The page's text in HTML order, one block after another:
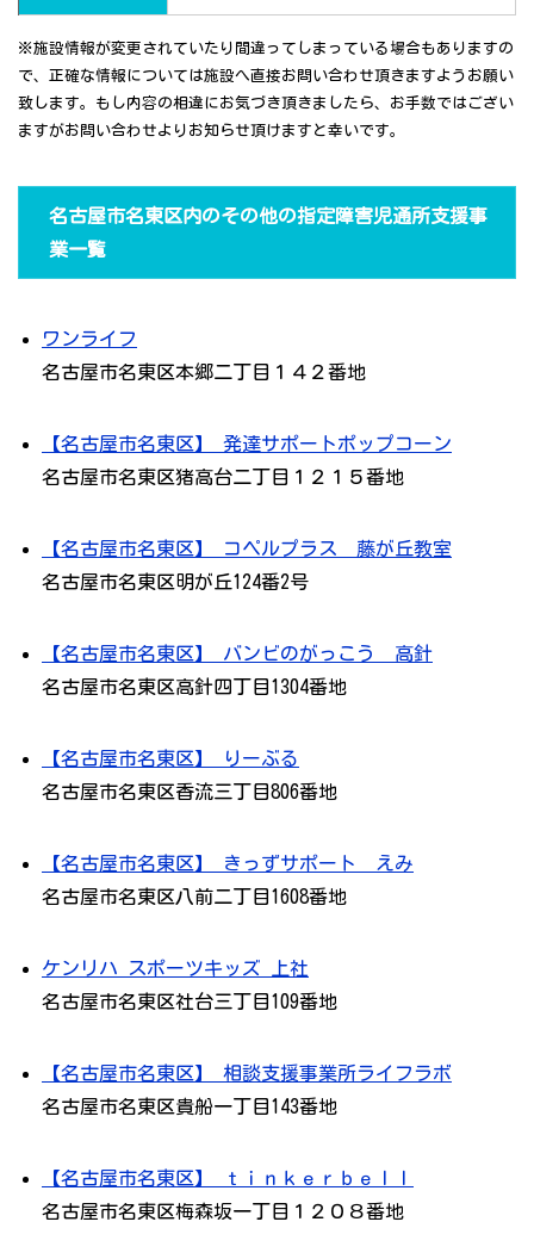
※施設情報が変更されていたり間違ってしまっている場合もありますの
で、正確な情報については施設へ直接お問い合わせ頂きますようお願い
致します。もし内容の相違にお気づき頂きましたら、お手数ではござい
ますがお問い合わせよりお知らせ頂けますと幸いです。
名古屋市名東区内のその他の指定障害児通所支援事
業一覧
ワンライフ
名古屋市名東区本郷二丁目１４２番地
【名古屋市名東区】 発達サポートポップコーン
名古屋市名東区猪高台二丁目１２１５番地
【名古屋市名東区】 コペルプラス 藤が丘教室
名古屋市名東区明が丘124番2号
【名古屋市名東区】 バンビのがっこう 高針
名古屋市名東区高針四丁目1304番地
【名古屋市名東区】 りーぶる
名古屋市名東区香流三丁目806番地
【名古屋市名東区】 きっずサポート えみ
名古屋市名東区八前二丁目1608番地
ケンリハ スポーツキッズ 上社
名古屋市名東区社台三丁目109番地
【名古屋市名東区】 相談支援事業所ライフラボ
名古屋市名東区貴船一丁目143番地
【名古屋市名東区】 ｔｉｎｋｅｒｂｅｌｌ
名古屋市名東区梅森坂一丁目１２０８番地